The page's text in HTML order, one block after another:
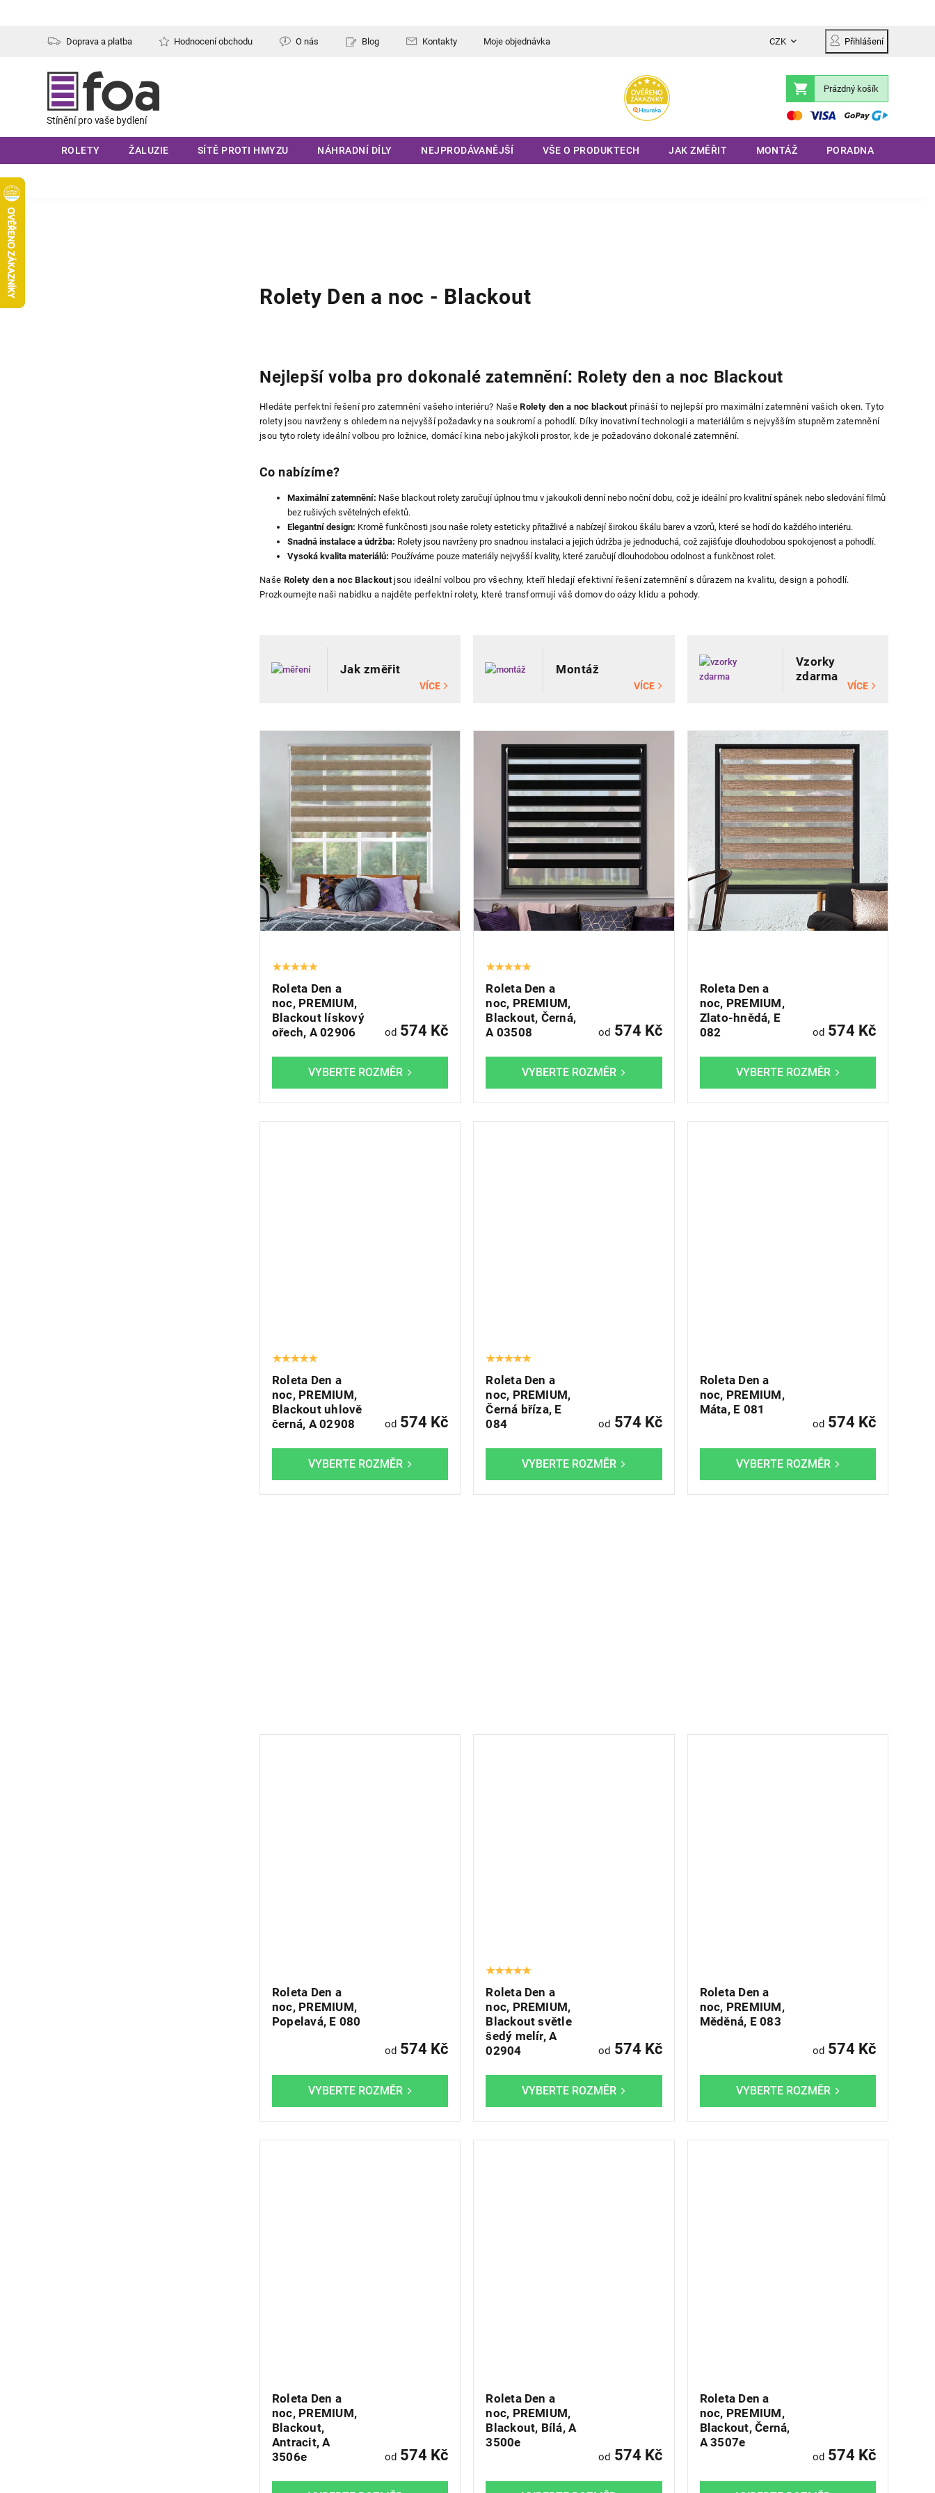
Doprava a platba Hodnocení obchodu O nás Blog Kontakty Moje objednávka CZK Přihlášení
Nákupní
košík
Prázdný košík
ROLETY ŽALUZIE SÍTĚ PROTI HMYZU NÁHRADNÍ DÍLY NEJPRODÁVANĚJŠÍ VŠE O PRODUKTECH JAK ZMĚŘIT MONTÁŽ PORADNA
Rolety Den a noc - Blackout
Nejlepší volba pro dokonalé zatemnění: Rolety den a noc Blackout
Hledáte perfektní řešení pro zatemnění vašeho interiéru? NašeRolety den a noc blackoutpřináší to nejlepší pro maximální zatemnění vašich oken. Tyto
rolety jsou navrženy s ohledem na nejvyšší požadavky na soukromí a pohodlí. Díky inovativní technologii a materiálům s nejvyšším stupněm zatemnění
jsou tyto rolety ideální volbou pro ložnice, domácí kina nebo jakýkoli prostor, kde je požadováno dokonalé zatemnění.
Co nabízíme?
Maximální zatemnění: Naše blackout rolety zaručují úplnou tmu v jakoukoli denní nebo noční dobu, což je ideální pro kvalitní spánek nebo sledování filmů
bez rušivých světelných efektů.
Elegantní design: Kromě funkčnosti jsou naše rolety esteticky přitažlivé a nabízejí širokou škálu barev a vzorů, které se hodí do každého interiéru.
Snadná instalace a údržba: Rolety jsou navrženy pro snadnou instalaci a jejich údržba je jednoduchá, což zajišťuje dlouhodobou spokojenost a pohodlí.
Vysoká kvalita materiálů: Používáme pouze materiály nejvyšší kvality, které zaručují dlouhodobou odolnost a funkčnost rolet.
Naše Rolety den a noc Blackoutjsou ideální volbou pro všechny, kteří hledají efektivní řešení zatemnění s důrazem na kvalitu, design a pohodlí.
Prozkoumejte naši nabídku a najděte perfektní rolety, které transformují váš domov do oázy klidu a pohody.
produktů
Roleta Den a
noc, PREMIUM,
Blackout lískový
ořech, A 02906
od 574 Kč
Roleta Den a
noc, PREMIUM,
Blackout, Černá,
A 03508
od 574 Kč
Roleta Den a
noc, PREMIUM,
Zlato-hnědá, E
082
od574 Kč
Roleta Den a
noc, PREMIUM,
Blackout uhlově
černá, A 02908
od 574 Kč
Roleta Den a
noc, PREMIUM,
Černá bříza, E
084
od 574 Kč
Roleta Den a
noc, PREMIUM,
Máta, E 081
od574 Kč
Jak změřit
VÍCE
Montáž
VÍCE
Vzorky
zdarma
VÍCE
Roleta Den a
noc, PREMIUM,
Popelavá, E 080
od 574 Kč
Roleta Den a
noc, PREMIUM,
Blackout světle
šedý melír, A
02904
od 574 Kč
Roleta Den a
noc, PREMIUM,
Měděná, E 083
od574 Kč
Roleta Den a
noc, PREMIUM,
Blackout,
Antracit, A
3506e
od 574 Kč
Roleta Den a
noc, PREMIUM,
Blackout, Bílá, A
3500e
od 574 Kč
Roleta Den a
noc, PREMIUM,
Blackout, Černá,
A 3507e
od574 Kč